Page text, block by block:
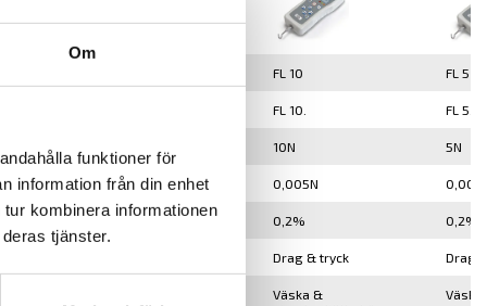
Om
funktioner för
information från din enhet
kombinera informationen
tjänster.
FL 10 FL 5
FL 10. FL 5.
10N 5N
0,01N 0,005N
0,2% 0,2% 0,2%
Drag & tryck Drag
Väska &
Väska